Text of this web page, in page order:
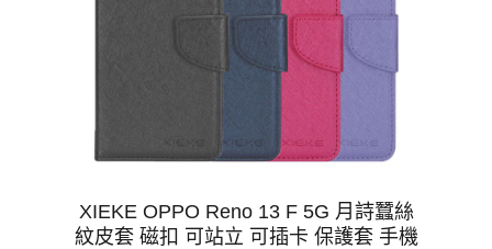
XIEKE OPPO Reno 13 F 5G 月詩蠶絲
紋皮套 磁扣 可站立 可插卡 保護套 手機